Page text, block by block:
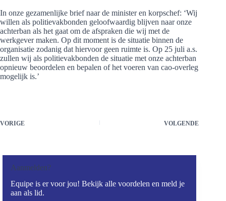
In onze gezamenlijke brief naar de minister en korpschef: ‘Wij
willen als politievakbonden geloofwaardig blijven naar onze
achterban als het gaat om de afspraken die wij met de
werkgever maken. Op dit moment is de situatie binnen de
organisatie zodanig dat hiervoor geen ruimte is. Op 25 juli a.s.
zullen wij als politievakbonden de situatie met onze achterban
opnieuw beoordelen en bepalen of het voeren van cao-overleg
mogelijk is.’
VORIGE VOLGENDE
Aanmelden?
Equipe is er voor jou! Bekijk alle voordelen en meld je
aan als lid.